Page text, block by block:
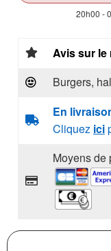
20h00 -
Avis sur le
Burgers,
En
Cliquez ici
Moyens de